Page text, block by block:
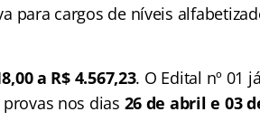
para cargos de níveis
a R$ 4.567,23. O Edital nº 01
nos dias 26 de abril e 03